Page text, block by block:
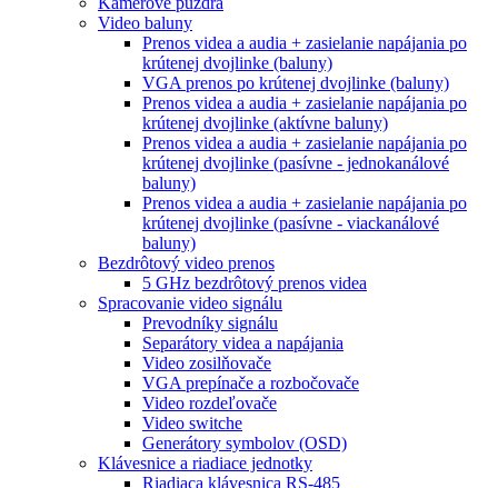
Video baluny
Prenos videa a audia + zasielanie napájania po
krútenej dvojlinke (baluny)
VGA prenos po krútenej dvojlinke (baluny)
Prenos videa a audia + zasielanie napájania po
krútenej dvojlinke (aktívne baluny)
Prenos videa a audia + zasielanie napájania po
krútenej dvojlinke (pasívne - jednokanálové
baluny)
Prenos videa a audia + zasielanie napájania po
krútenej dvojlinke (pasívne - viackanálové
baluny)
Bezdrôtový video prenos
5 GHz bezdrôtový prenos videa
Spracovanie video signálu
Prevodníky signálu
Separátory videa a napájania
Video zosilňovače
VGA prepínače a rozbočovače
Video rozdeľovače
Video switche
Generátory symbolov (OSD)
Klávesnice a riadiace jednotky
Riadiaca klávesnica RS-485